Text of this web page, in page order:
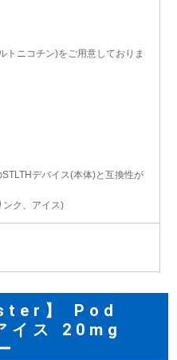
トニコチン)をご用意しておりま
デバイス(本体)と互換性が
ンク、アイス)
】 Pod
イス 20mg